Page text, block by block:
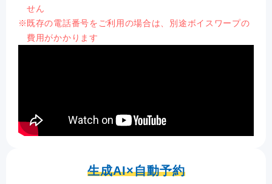
せん
既存の電話番号をご利用の場合は、別途ボイスワープの
費用がかかります
生成AI×自動予約